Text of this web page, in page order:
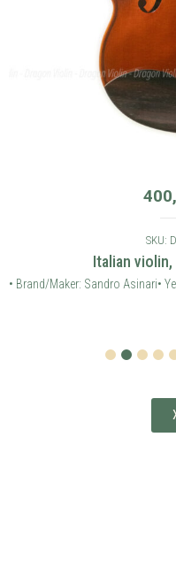
SKU:
Italian
• Brand/Maker: Sandro Asinari•
4 5 6 7